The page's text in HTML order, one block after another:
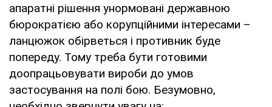
апаратні рішення унормовані державною
бюрократією або корупційними інтересами –
ланцюжок обірветься і противник буде
попереду. Тому треба бути готовими
доопрацьовувати вироби до умов
застосування на полі бою. Безумовно,